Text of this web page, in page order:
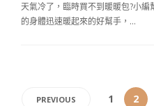
天氣冷了，臨時買不到暖暖包?小
的身體迅速暖起來的好幫手，…
PREVIOUS 1 2